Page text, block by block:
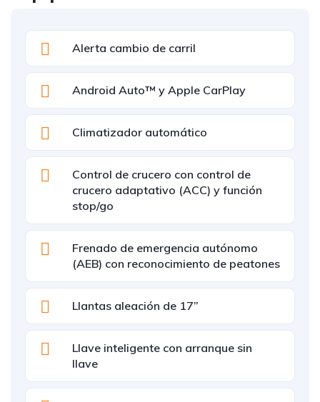
Alerta cambio de carril
Android Auto™ y Apple CarPlay
Climatizador automático
Control de crucero con control de
crucero adaptativo (ACC) y función
stop/go
Frenado de emergencia autónomo
(AEB) con reconocimiento de peatones
Llantas aleación de 17”
Llave inteligente con arranque sin
llave